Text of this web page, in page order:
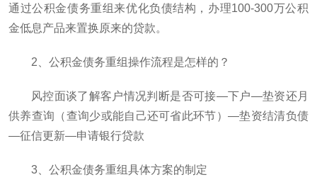
通过公积金债务重组来优化负债结构，办理100-300万公积
金低息产品来置换原来的贷款。
2、公积金债务重组操作流程是怎样的？
风控面谈了解客户情况判断是否可接—下户—垫资还月
供养查询（查询少或能自己还可省此环节）—垫资结清负债
—征信更新—申请银行贷款
3、公积金债务重组具体方案的制定